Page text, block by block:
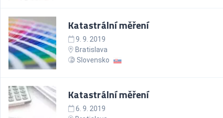
Katastrální měření
9. 9. 2019
Bratislava
Slovensko
Katastrální měření
6. 9. 2019